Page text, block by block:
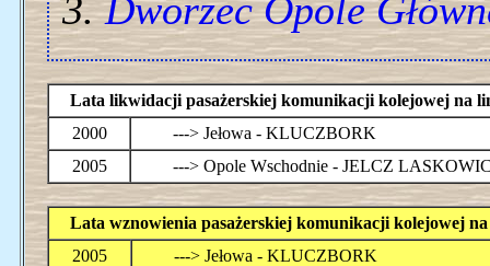
Dworzec Opole
Lata likwidacji pasażerskiej komunikacji kolejowej na
2000
---> Jełowa - KLUCZBORK
2005
---> Opole Wschodnie - JELCZ
Lata wznowienia pasażerskiej komunikacji kolejowej
2005
---> Jełowa - KLUCZBORK